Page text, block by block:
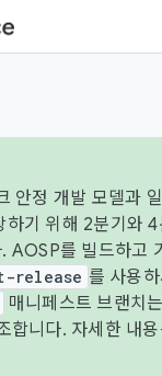
안정 개발 모델과
하기 위해 2분기와
AOSP를 빌드하고
release 를 사용
매니페스트 브랜치
합니다. 자세한 내